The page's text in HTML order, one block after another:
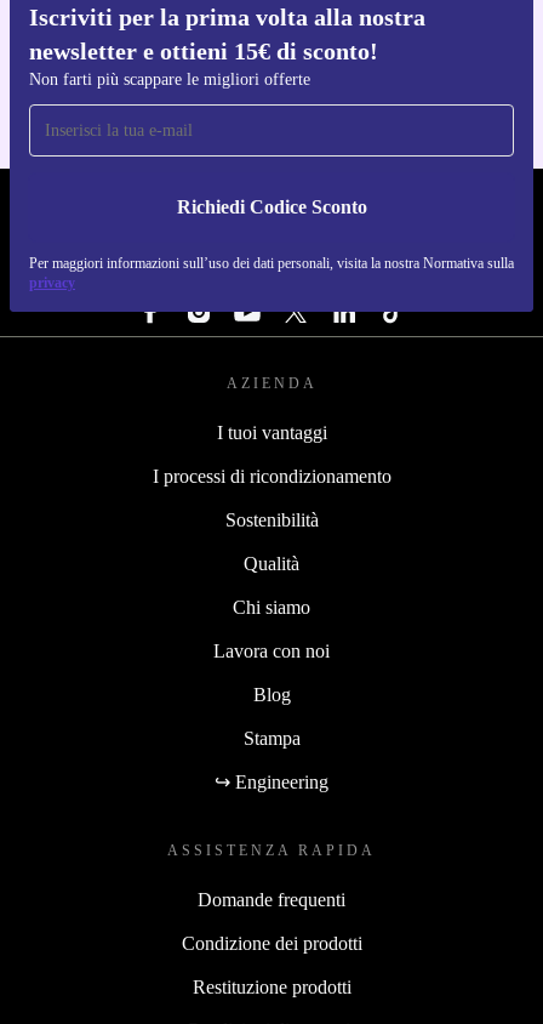
Iscriviti per la prima volta alla nostra
newsletter e ottieni 15€ di sconto!
Non farti più scappare le migliori offerte
Richiedi Codice Sconto
Per maggiori informazioni sull’uso dei dati personali, visita la nostra Normativa sulla
privacy
Scarica l'app di refurbed
Per iOS e Android
REFURBED ITALIA - RETHINK NEW.
SEGUICI SU
AZIENDA
I tuoi vantaggi
I processi di ricondizionamento
Sostenibilità
Qualità
Chi siamo
Lavora con noi
Blog
Stampa
↪ Engineering
ASSISTENZA RAPIDA
Domande frequenti
Condizione dei prodotti
Restituzione prodotti